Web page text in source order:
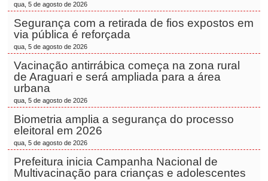
qua, 5 de agosto de 2026
Segurança com a retirada de fios expostos em
via pública é reforçada
qua, 5 de agosto de 2026
Vacinação antirrábica começa na zona rural
de Araguari e será ampliada para a área
urbana
qua, 5 de agosto de 2026
Biometria amplia a segurança do processo
eleitoral em 2026
qua, 5 de agosto de 2026
Prefeitura inicia Campanha Nacional de
Multivacinação para crianças e adolescentes